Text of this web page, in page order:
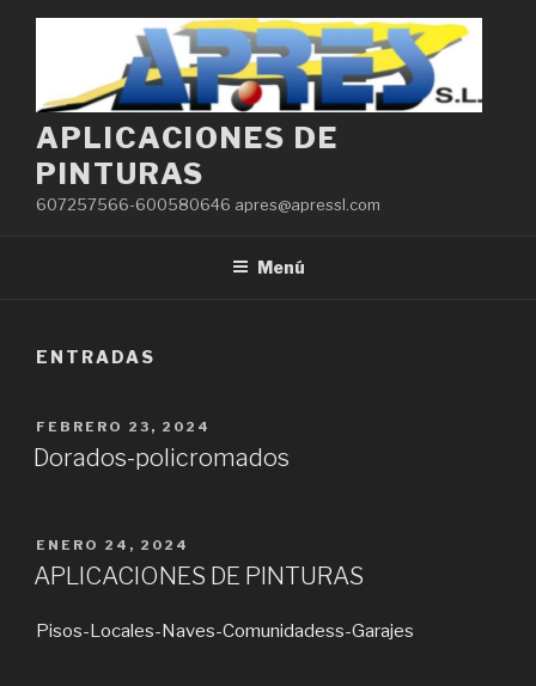
Saltar
APLICACIONES DE
PINTURAS
607257566-600580646 apres@apressl.com
Menú
ENTRADAS
PUBLICADO
EL
FEBRERO 23, 2024
Dorados-policromados
PUBLICADO
EL
ENERO 24, 2024
APLICACIONES DE PINTURAS
Pisos-Locales-Naves-Comunidadess-Garajes